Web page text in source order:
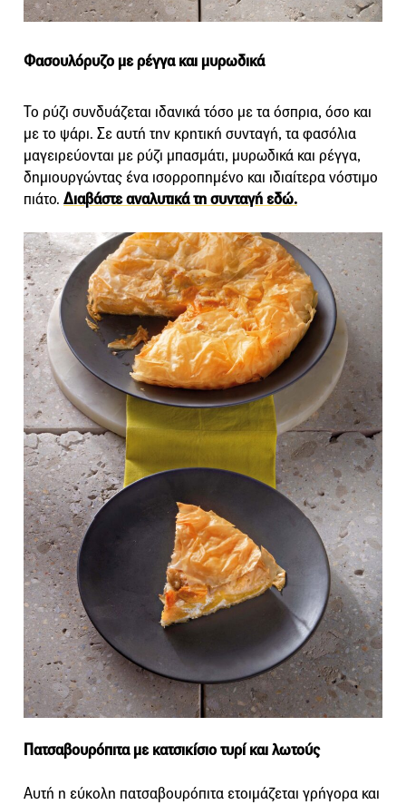
Φασουλόρυζο με ρέγγα και μυρωδικά
Το ρύζι συνδυάζεται ιδανικά τόσο με τα όσπρια, όσο και
με το ψάρι. Σε αυτή την κρητική συνταγή, τα φασόλια
μαγειρεύονται με ρύζι μπασμάτι, μυρωδικά και ρέγγα,
δημιουργώντας ένα ισορροπημένο και ιδιαίτερα νόστιμο
πιάτο. Διαβάστε αναλυτικά τη συνταγή εδώ.
Πατσαβουρόπιτα με κατσικίσιο τυρί και λωτούς
Αυτή η εύκολη πατσαβουρόπιτα ετοιμάζεται γρήγορα και